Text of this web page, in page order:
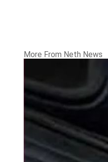
More From Neth News